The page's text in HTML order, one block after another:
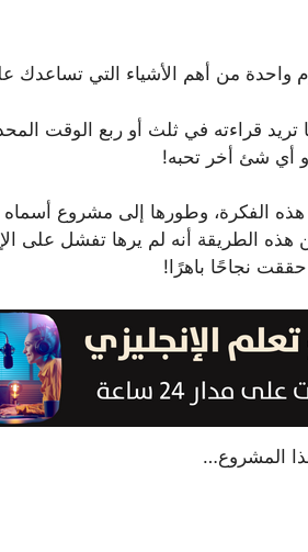
واحدة من أهم الأشياء التي تساعدك
تريد قراءته في ثلث أو ربع الوقت
أي شئ أخر تحبه!
هذه الطريقة أنه لم يرها تفشل على
حققت نجاحًا باهرًا!
المشروع…